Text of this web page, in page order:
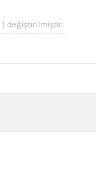
) değiştirilmiştir.